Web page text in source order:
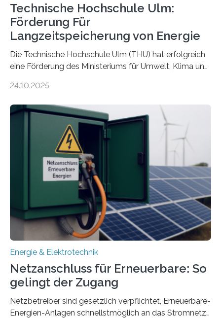
Technische Hochschule Ulm:
Förderung Für
Langzeitspeicherung von Energie
Die Technische Hochschule Ulm (THU) hat erfolgreich
eine Förderung des Ministeriums für Umwelt, Klima und
Forschungsprojekt „LAGER – Langzeitspeicherung in
Quartieren“ eingeworben. Ziel des Projekts ist die
Entwicklung, Erprobung und Demonstration von
Konzepten zur langfristigen Energiespeicherung in
sektorübergreifend vernetzten Energiesystemen. Das
Projekt startete am 15. Oktober 2025, hat eine Laufzeit
von drei Jahren und ein Gesamtvolumen von rund 2,9
Millionen Euro, wovon 2,6 Millionen Euro durch das
Ministerium für Umwelt, Klima und…
24.10.2025
Energie & Elektrotechnik
Netzanschluss für Erneuerbare: So
gelingt der Zugang
Netzbetreiber sind gesetzlich verpflichtet, Erneuerbare-
Energien-Anlagen schnellstmöglich an das Stromnetz